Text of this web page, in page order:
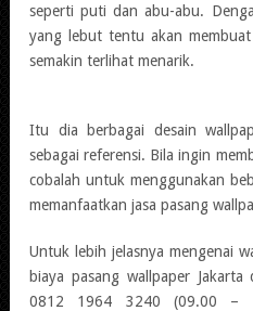
seperti puti dan abu-abu.
yang lebut tentu akan
semakin terlihat menarik.
Itu dia berbagai desain
sebagai referensi. Bila ingin
cobalah untuk menggunakan
memanfaatkan jasa pasang
Untuk lebih jelasnya mengenai
biaya pasang wallpaper
0812 1964 3240 (09.00 –